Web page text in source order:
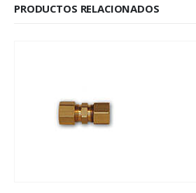
PRODUCTOS RELACIONADOS